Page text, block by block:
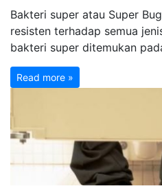
Bakteri super atau Super
resisten terhadap semua
bakteri super ditemukan
Read more »